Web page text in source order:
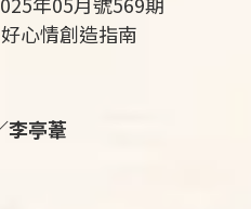
心情創造指南
李亭葦